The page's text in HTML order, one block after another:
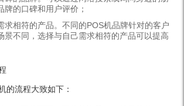
牌的口碑和用户评价；
求相符的产品。不同的POS机品牌针对的客户
景不同，选择与自己需求相符的产品可以提高
的流程大致如下：